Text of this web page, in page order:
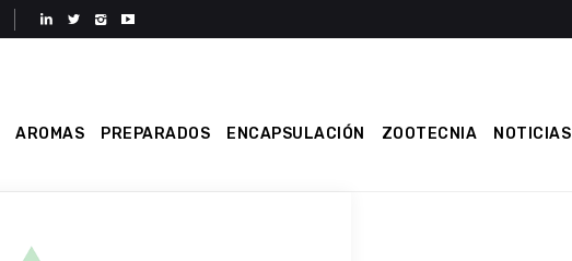
AROMAS PREPARADOS ENCAPSULACIÓN ZOOTECNIA NOTICIAS